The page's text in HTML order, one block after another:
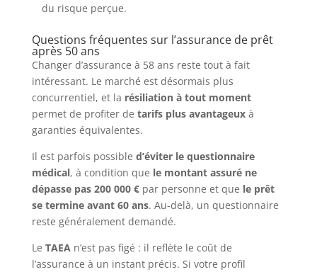
du risque perçue.
Questions fréquentes sur l’assurance de prêt
après 50 ans
Changer d’assurance à 58 ans reste tout à fait
intéressant. Le marché est désormais plus
concurrentiel, et la résiliation à tout moment
permet de profiter de tarifs plus avantageuxà
garanties équivalentes.
Il est parfois possible d’éviter le questionnaire
médical, à condition que le montant assuré ne
dépasse pas 200 000 €par personne et que le prêt
se termine avant 60 ans. Au-delà, un questionnaire
reste généralement demandé.
Le TAEAn’est pas figé : il reflète le coût de
l’assurance à un instant précis. Si votre profil